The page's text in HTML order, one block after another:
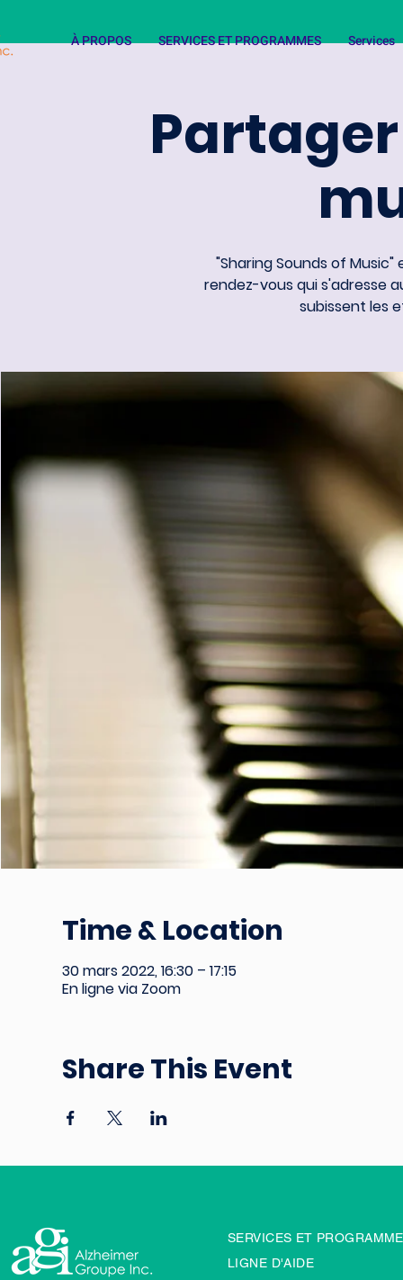
À PROPOS SERVICES ET PROGRAMMES Services
"Sharing Sounds of
rendez-vous qui s'adresse
subissent les
Time & Location
30 mars 2022, 16:30 – 17:15
En ligne via Zoom
Share This Event
SERVICES ET
LIGNE D'AIDE